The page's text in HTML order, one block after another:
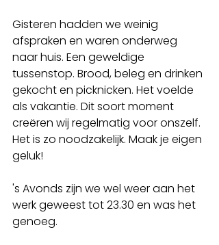
Gisteren hadden we weinig
afspraken en waren onderweg
naar huis. Een geweldige
tussenstop. Brood, beleg en drinken
gekocht en picknicken. Het voelde
als vakantie. Dit soort moment
creëren wij regelmatig voor onszelf.
Het is zo noodzakelijk. Maak je eigen
geluk!
's Avonds zijn we wel weer aan het
werk geweest tot 23.30 en was het
genoeg.